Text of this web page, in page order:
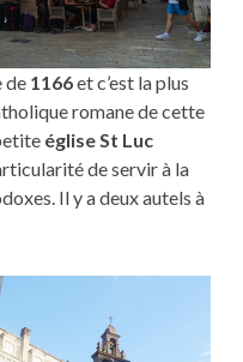
de 1166et c’est la plus
romane de cette
église St Luc
de servir à la
Il y a deux autels à